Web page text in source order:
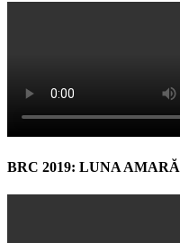
BRC 2019: LUNA AMARĂ